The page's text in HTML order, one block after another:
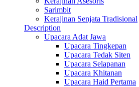
Sarimbit
Kerajinan Senjata Tradisional
Description
Upacara Adat Jawa
Upacara Tingkepan
Upacara Tedak Siten
Upacara Selapanan
Upacara Khitanan
Upacara Haid Pertama